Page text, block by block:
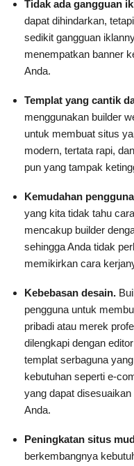
Tidak ada gangguan
dapat dihindarkan,
sedikit gangguan
menempatkan banner
Anda.
Templat yang cantik
menggunakan builder
untuk membuat situs
modern, tertata rapi,
pun yang tampak
Kemudahan
yang kita tidak tahu
mencakup builder
sehingga Anda tidak
memikirkan cara
Kebebasan desain.
pengguna untuk
pribadi atau merek
dilengkapi dengan
templat serbaguna
kebutuhan seperti e-
yang dapat
Anda.
Peningkatan situs
berkembangnya